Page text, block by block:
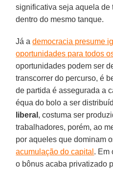
significativa seja aquela de
dentro do mesmo tanque.
Já ademocracia presume
oportunidades para todos
oportunidades podem ser
transcorrer do percurso, é
de partida é assegurada a
équa do bolo a ser
liberal , costuma ser
trabalhadores, porém, ao
por aqueles que dominam
acumulação do capital . Em
o bônus acaba privatizado